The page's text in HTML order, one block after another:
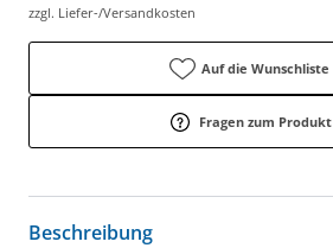
zzgl. Liefer-/Versandkosten
Auf die Wunschliste
Fragen zum Produkt
Beschreibung